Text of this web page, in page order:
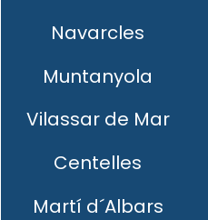
Navarcles
Muntanyola
Vilassar de Mar
Centelles
Martí d´Albars